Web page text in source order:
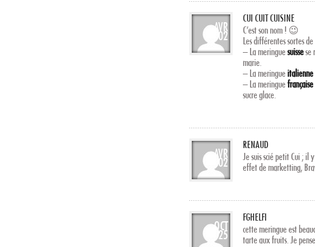
AVR
02
CUI CUIT CUISINE
C’est son nom ! 😉
Les différentes sortes
– La meringuesuissese
marie.
– La meringueitalienne
– La meringuefrançaise
sucre glace.
AVR
02
RENAUD
Je suis scié petit Cui ; il
effet de marketting,
OCT
25
FGHELFI
cette meringue est
tarte aux fruits. Je